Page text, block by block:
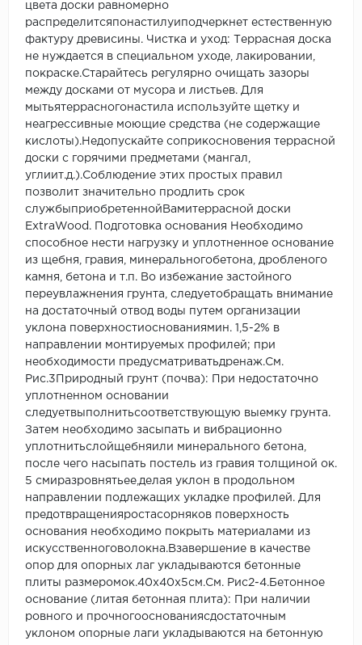
цвета доски равномерно
распределитсяпонастилуиподчеркнет естественную
фактуру древисины. Чистка и уход: Террасная доска
не нуждается в специальном уходе, лакировании,
покраске.Старайтесь регулярно очищать зазоры
между досками от мусора и листьев. Для
мытьятеррасногонастила используйте щетку и
неагрессивные моющие средства (не содержащие
кислоты).Недопускайте соприкосновения террасной
доски с горячими предметами (мангал,
углиит.д.).Соблюдение этих простых правил
позволит значительно продлить срок
службыприобретеннойВамитеррасной доски
ExtraWood. Подготовка основания Необходимо
способное нести нагрузку и уплотненное основание
из щебня, гравия, минеральногобетона, дробленого
камня, бетона и т.п. Во избежание застойного
переувлажнения грунта, следуетобращать внимание
на достаточный отвод воды путем организации
уклона поверхностиоснованиямин. 1,5-2% в
направлении монтируемых профилей; при
необходимости предусматриватьдренаж.См.
Рис.3Природный грунт (почва): При недостаточно
уплотненном основании
следуетвыполнитьсоответствующую выемку грунта.
Затем необходимо засыпать и вибрационно
уплотнитьслойщебняили минерального бетона,
после чего насыпать постель из гравия толщиной ок.
5 смиразровнятьее,делая уклон в продольном
направлении подлежащих укладке профилей. Для
предотвращенияростасорняков поверхность
основания необходимо покрыть материалами из
искусственноговолокна.Взавершение в качестве
опор для опорных лаг укладываются бетонные
плиты размеромок.40x40x5см.См. Рис2-4.Бетонное
основание (литая бетонная плита): При наличии
ровного и прочногооснованиясдостаточным
уклоном опорные лаги укладываются на бетонную